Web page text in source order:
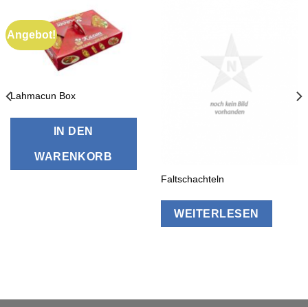
Angebot!
Lahmacun Box
IN DEN
WARENKORB
Faltschachteln
WEITERLESEN